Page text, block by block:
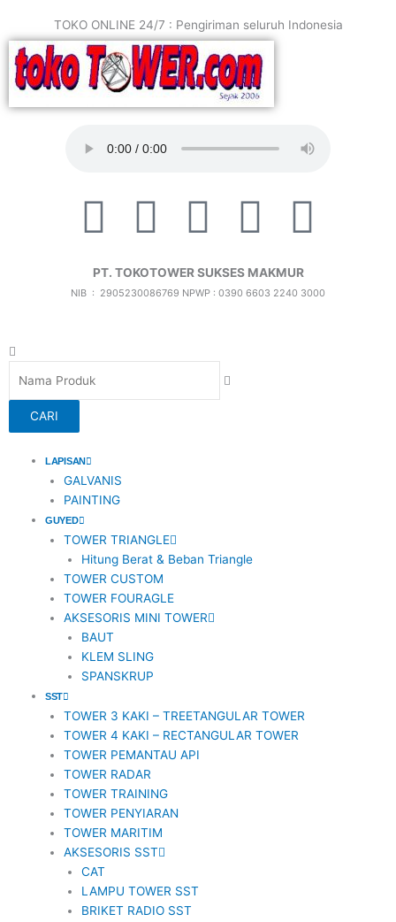
konten
TOKO ONLINE 24/7 : Pengiriman seluruh Indonesia
F
a
c
e
b
o
k
T
i
k
t
o
I
c
o
n
-
t
a
r
a
1
X
-
t
r
I
c
o
o
PT. TOKOTOWER SUKSES MAKMUR
NIB : 2905230086769 NPWP : 0390 6603 2240 3000
Search
CARI
LAPISAN
GALVANIS
PAINTING
GUYED
TOWER TRIANGLE
Hitung Berat & Beban Triangle
TOWER CUSTOM
TOWER FOURAGLE
AKSESORIS MINI TOWER
BAUT
KLEM SLING
SPANSKRUP
SST
TOWER 3 KAKI – TREETANGULAR TOWER
TOWER 4 KAKI – RECTANGULAR TOWER
TOWER PEMANTAU API
TOWER RADAR
TOWER TRAINING
TOWER PENYIARAN
TOWER MARITIM
AKSESORIS SST
CAT
LAMPU TOWER SST
BRIKET RADIO SST